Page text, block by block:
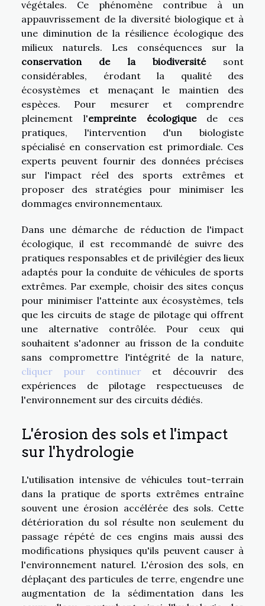
végétales. Ce phénomène contribue à un
appauvrissement de la diversité biologique et à
une diminution de la résilience écologique des
milieux naturels. Les conséquences sur la
conservation de la biodiversitésont
considérables, érodant la qualité des
écosystèmes et menaçant le maintien des
espèces. Pour mesurer et comprendre
pleinement l'empreinte écologiquede ces
pratiques, l'intervention d'un biologiste
spécialisé en conservation est primordiale. Ces
experts peuvent fournir des données précises
sur l'impact réel des sports extrêmes et
proposer des stratégies pour minimiser les
dommages environnementaux.
Dans une démarche de réduction de l'impact
écologique, il est recommandé de suivre des
pratiques responsables et de privilégier des lieux
adaptés pour la conduite de véhicules de sports
extrêmes. Par exemple, choisir des sites conçus
pour minimiser l'atteinte aux écosystèmes, tels
que les circuits de stage de pilotage qui offrent
une alternative contrôlée. Pour ceux qui
souhaitent s'adonner au frisson de la conduite
sans compromettre l'intégrité de la nature,
cliquer pour continuer et découvrir des
expériences de pilotage respectueuses de
l'environnement sur des circuits dédiés.
L'érosion des sols et l'impact
sur l'hydrologie
L'utilisation intensive de véhicules tout-terrain
dans la pratique de sports extrêmes entraîne
souvent une érosion accélérée des sols. Cette
détérioration du sol résulte non seulement du
passage répété de ces engins mais aussi des
modifications physiques qu'ils peuvent causer à
l'environnement naturel. L'érosion des sols, en
déplaçant des particules de terre, engendre une
augmentation de la sédimentation dans les